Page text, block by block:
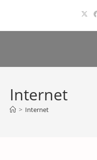
springen
Internet
> Internet